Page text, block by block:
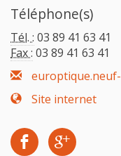
Téléphone(s)
Tél. : 03 89 41 63 41
Fax : 03 89 41 63 41
Site internet